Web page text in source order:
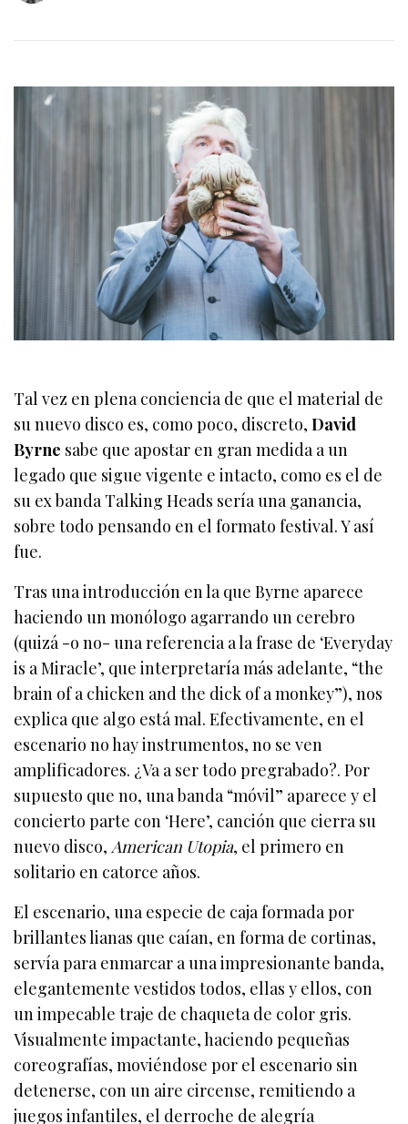
Tal vez en plena conciencia de que el material de
su nuevo disco es, como poco, discreto,David
Byrne sabe que apostar en gran medida a un
legado que sigue vigente e intacto, como es el de
su ex banda Talking Heads sería una ganancia,
sobre todo pensando en el formato festival. Y así
fue.
Tras una introducción en la que Byrne aparece
haciendo un monólogo agarrando un cerebro
(quizá -o no- una referencia a la frase de ‘Everyday
is a Miracle’, que interpretaría más adelante, “the
brain of a chicken and the dick of a monkey”), nos
explica que algo está mal. Efectivamente, en el
escenario no hay instrumentos, no se ven
amplificadores. ¿Va a ser todo pregrabado?. Por
supuesto que no, una banda “móvil” aparece y el
concierto parte con ‘Here’, canción que cierra su
nuevo disco, American Utopia, el primero en
solitario en catorce años.
El escenario, una especie de caja formada por
brillantes lianas que caían, en forma de cortinas,
servía para enmarcar a una impresionante banda,
elegantemente vestidos todos, ellas y ellos, con
un impecable traje de chaqueta de color gris.
Visualmente impactante, haciendo pequeñas
coreografías, moviéndose por el escenario sin
detenerse, con un aire circense, remitiendo a
juegos infantiles, el derroche de alegría